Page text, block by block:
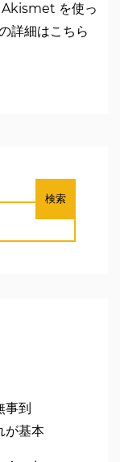
Akismet を使っ
詳細はこちら
検索
事到
が基本